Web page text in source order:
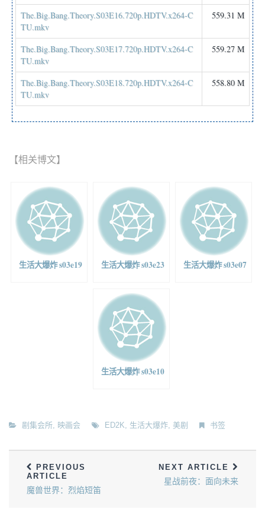
The.Big.Bang.Theory.S03E16.720p.HDTV.x264-C
TU.mkv
559.31 M
The.Big.Bang.Theory.S03E17.720p.HDTV.x264-C
TU.mkv
559.27 M
The.Big.Bang.Theory.S03E18.720p.HDTV.x264-C
TU.mkv
558.80 M
【相关博文】
生活大爆炸 s03e19 生活大爆炸 s03e23 生活大爆炸 s03e07
生活大爆炸 s03e10
剧集会所, 映画会 ED2K, 生活大爆炸, 美剧 书签
PREVIOUS
ARTICLE
魔兽世界：烈焰短笛
NEXT ARTICLE
星战前夜：面向未来